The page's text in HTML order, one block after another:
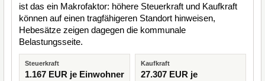
ist das ein Makrofaktor: höhere Steuerkraft und Kaufkraft
können auf einen tragfähigeren Standort hinweisen,
Hebesätze zeigen dagegen die kommunale
Belastungsseite.
Steuerkraft
1.167 EUR je Einwohner
Kaufkraft
27.307 EUR je